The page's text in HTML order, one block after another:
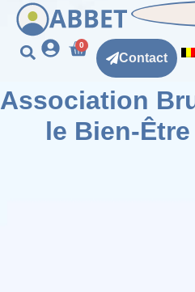
0
Contact
Association
le Bien-